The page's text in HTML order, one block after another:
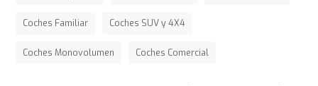
Coches Familiar Coches SUV y 4X4
Coches Monovolumen Coches Comercial